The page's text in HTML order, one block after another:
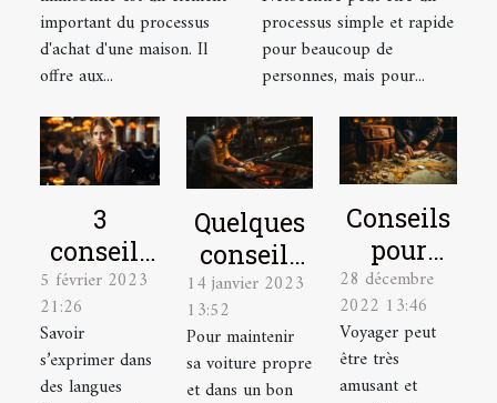
important du processus
d'achat d'une maison. Il
offre aux...
processus simple et rapide
pour beaucoup de
personnes, mais pour...
3
conseils
pour
mieux
parler
une
5 février 2023
21:26
Savoir
s’exprimer dans
des langues
Quelques
conseils
pour bien
entretenir
sa voiture
14 janvier 2023
13:52
Pour maintenir
sa voiture propre
et dans un bon
Conseils
pour
élaborer
le plan
de
voyage
28 décembre
2022 13:46
Voyager peut
être très
amusant et